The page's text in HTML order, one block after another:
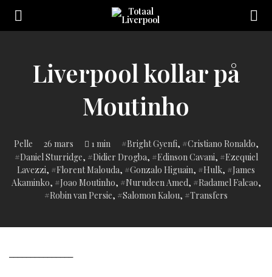
Sveriges
online
magazine!
Liverpool kollar på
Moutinho
Pelle 26 mars 1 min
Inlagd
i:
Bright Gyenfi, Cristiano Ronaldo,
Daniel Sturridge, Didier Drogba, Edinson Cavani,
Ezequiel
Lavezzi, Florent Malouda, Gonzalo Higuain, Hulk,
James
Akaminko, Joao Moutinho, Nurudeen Amed, Radamel Falcao,
Robin van Persie, Salomon Kalou, Transfers